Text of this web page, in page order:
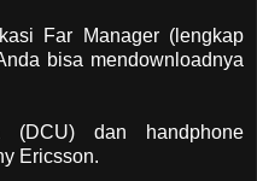
Far Manager (lengkap
bisa mendownloadnya
dan handphone
Ericsson.